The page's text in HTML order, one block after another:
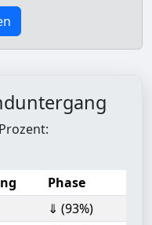
Phase
⇓ (93%)